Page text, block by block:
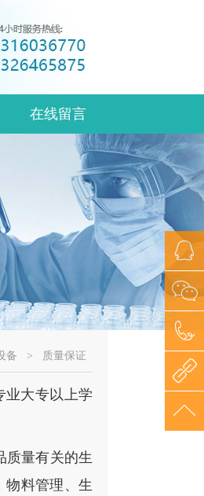
在线留言
备 > 质量保证
业大专以上学
质量有关的生
物料管理、生
公众微
友情链